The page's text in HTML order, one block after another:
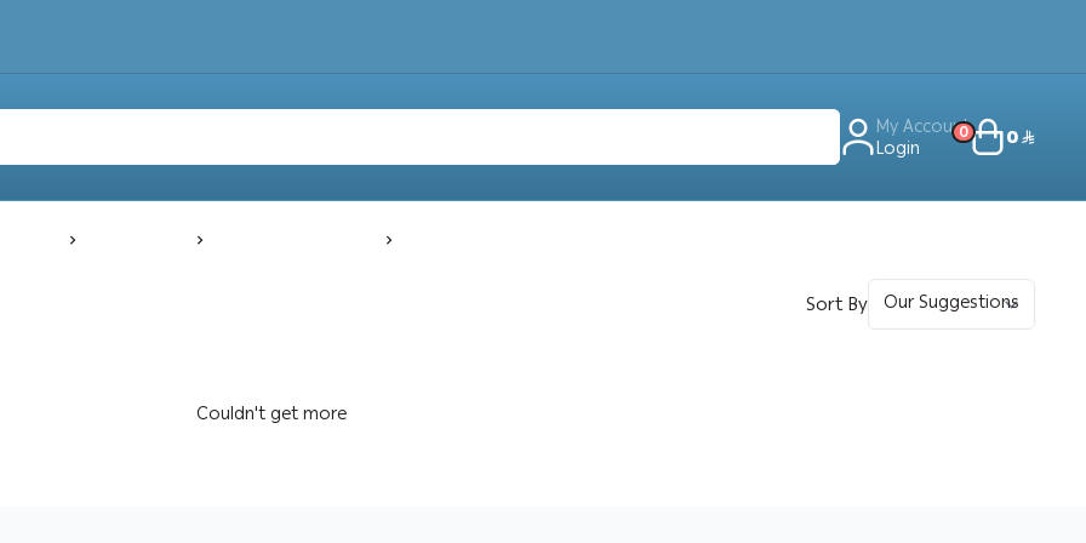
My Account
Login 0 0
Sort By
Couldn't get more